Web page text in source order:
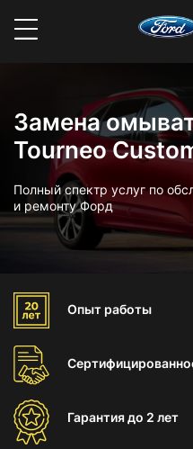
Замена
Tourneo
Полный спектр услуг по
и ремонту Форд
Опыт работы
Гарантиядо 2 лет